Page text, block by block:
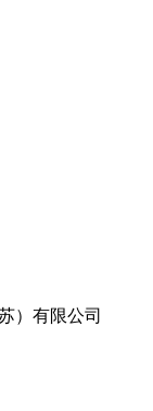
）有限公司